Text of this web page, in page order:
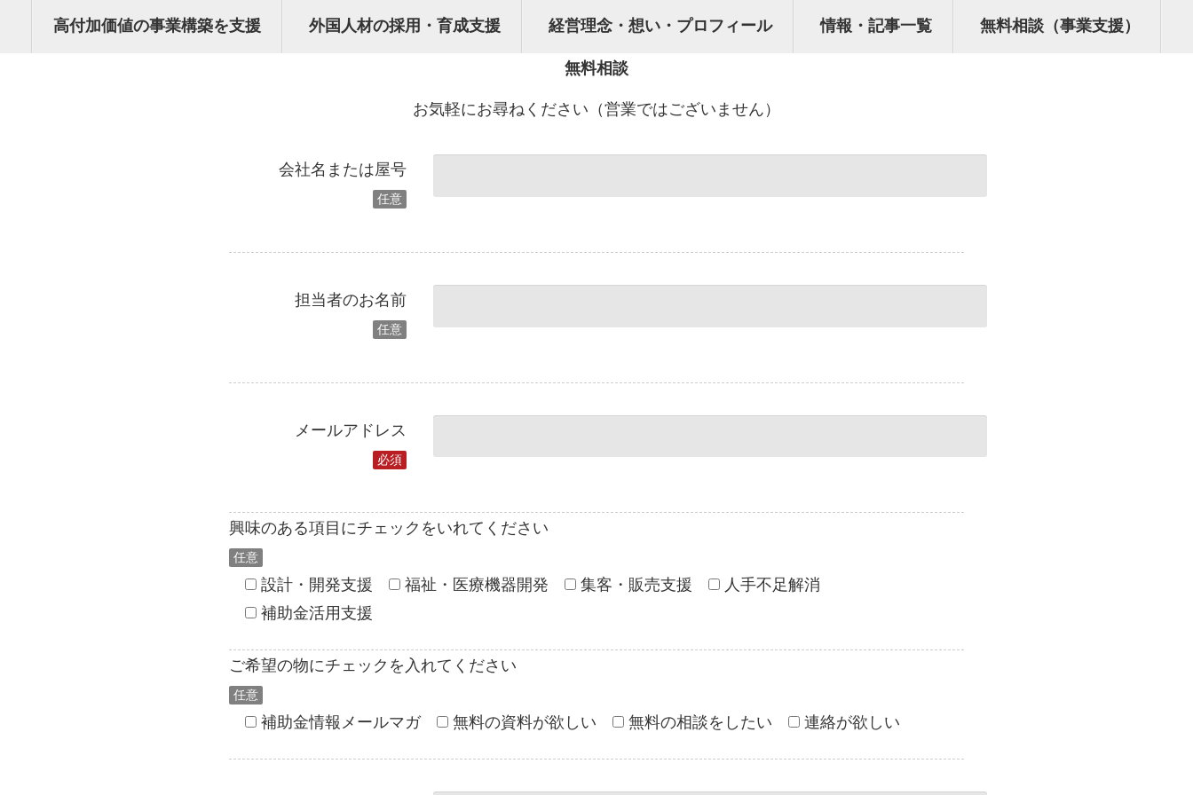
高付加価値の事業構築を支援 外国人材の採用・育成支援 経営理念・想い・プロフィール 情報・記事一覧 無料相談（事業支援）
無料相談
お気軽にお尋ねください（営業ではございません）
会社名または屋号
任意
担当者のお名前
任意
メールアドレス
必須
興味のある項目にチェックをいれてください
任意
設計・開発支援 福祉・医療機器開発 集客・販売支援
人手不足解消
補助金活用支援
ご希望の物にチェックを入れてください
任意
補助金情報メールマガ 無料の資料が欲しい 無料の相談をしたい 連絡が欲しい